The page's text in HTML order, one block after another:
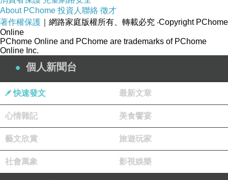
About PChome 投資人聯絡 徵才
著作權保護 ｜網路家庭版權所有、轉載必究 ‧Copyright PChome
Online
PChome Online and PChome are trademarks of PChome
Online Inc.
個人新聞台
快速發文 最新文章
心情雜記 美食饗宴
藝文欣賞 旅遊玩家
社會萬象 影視娛樂